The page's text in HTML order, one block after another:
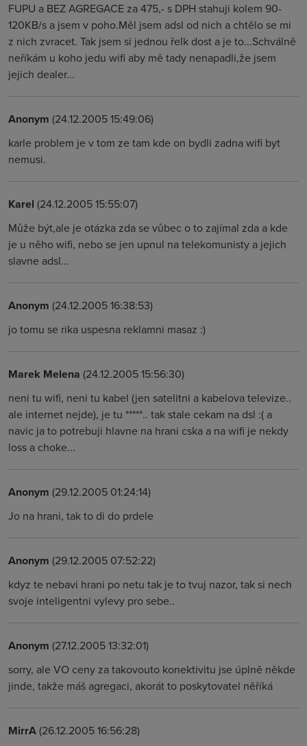
FUPU a BEZ AGREGACE za 475,- s DPH stahuji kolem 90-
120KB/s a jsem v poho.Měl jsem adsl od nich a chtělo se mi
z nich zvracet. Tak jsem si jednou řelk dost a je to...Schválně
neříkám u koho jedu wifi aby mě tady nenapadli,že jsem
jejich dealer...
Anonym (24.12.2005 15:49:06)
karle problem je v tom ze tam kde on bydli zadna wifi byt
nemusi.
Karel (24.12.2005 15:55:07)
Může být,ale je otázka zda se vůbec o to zajímal zda a kde
je u něho wifi, nebo se jen upnul na telekomunisty a jejich
slavne adsl...
Anonym (24.12.2005 16:38:53)
jo tomu se rika uspesna reklamni masaz :)
Marek Melena (24.12.2005 15:56:30)
neni tu wifi, neni tu kabel (jen satelitni a kabelova televize..
ale internet nejde), je tu *****.. tak stale cekam na dsl :( a
navic ja to potrebuji hlavne na hrani cska a na wifi je nekdy
loss a choke...
Anonym (29.12.2005 01:24:14)
Jo na hrani, tak to di do prdele
Anonym (29.12.2005 07:52:22)
kdyz te nebavi hrani po netu tak je to tvuj nazor, tak si nech
svoje inteligentni vylevy pro sebe..
Anonym (27.12.2005 13:32:01)
sorry, ale VO ceny za takovouto konektivitu jse úplně někde
jinde, takže máš agregaci, akorát to poskytovatel něříká
MirrA(26.12.2005 16:56:28)